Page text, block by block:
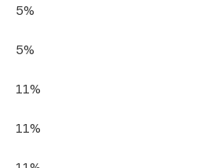
5%
5%
11%
11%